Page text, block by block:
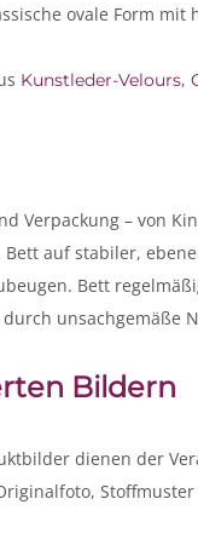
ovale Form
Kunstleder-Velours,
Verpackung – von
auf stabiler,
Bett
unsachgemäße
Bildern
dienen der